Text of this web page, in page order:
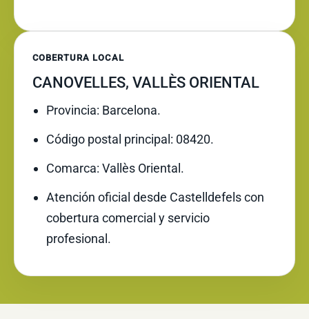
COBERTURA LOCAL
CANOVELLES, VALLÈS ORIENTAL
Provincia: Barcelona.
Código postal principal: 08420.
Comarca: Vallès Oriental.
Atención oficial desde Castelldefels con
cobertura comercial y servicio
profesional.